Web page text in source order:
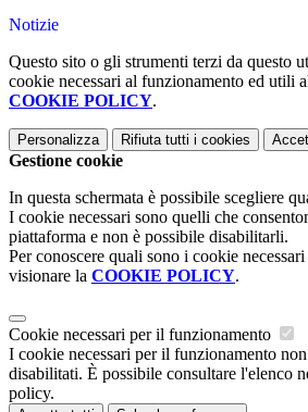
Notizie
Questo sito o gli strumenti terzi da questo
cookie necessari al funzionamento ed utili
COOKIE POLICY.
Personalizza Rifiuta tutti i cookies
Gestione cookie
In questa schermata è possibile scegliere
I cookie necessari sono quelli che
piattaforma e non è possibile disabilitarli.
Per conoscere quali sono i cookie
visionare la COOKIE POLICY.
Cookie necessari per il funzionamento
I cookie necessari per il funzionamento non
disabilitati. È possibile consultare l'elenco
policy.